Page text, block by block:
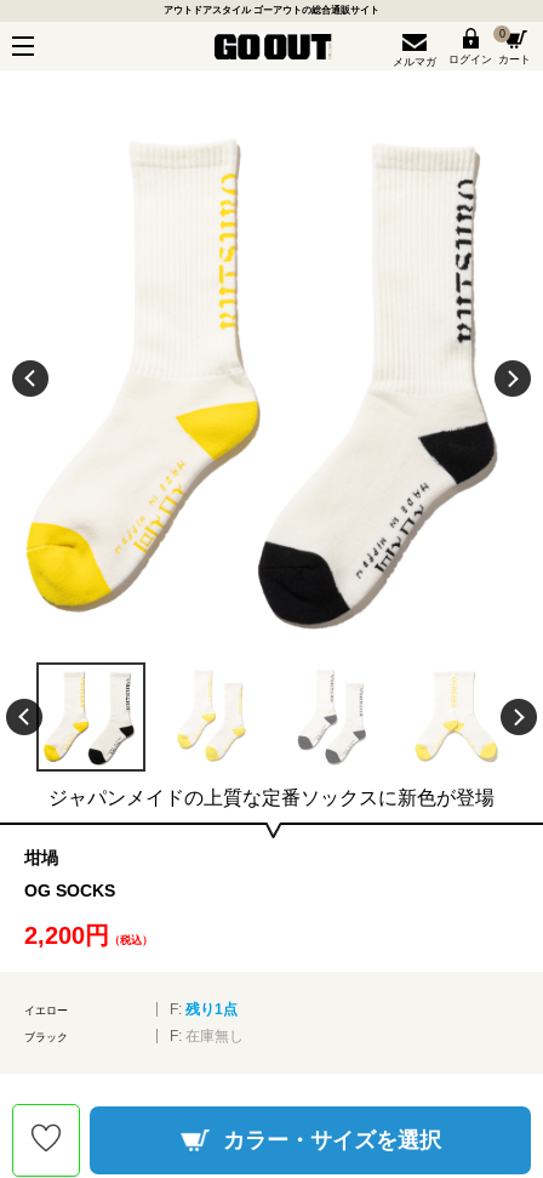
アウトドアスタイル ゴーアウトの総合通販サイト
メルマガ ログイン
0
カート
ジャパンメイドの上質な定番ソックスに新色が登場
坩堝
OG SOCKS
2,200円 （税込）
イエロー F: 残り1点
ブラック F: 在庫無し
カラー・サイズを選択